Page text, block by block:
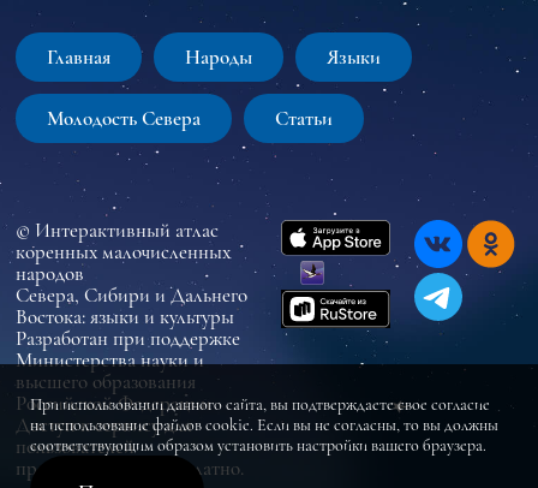
Главная Народы Языки
Молодость Севера Статьи
© Интерактивный атлас
коренных малочисленных
народов
Севера, Сибири и Дальнего
Востока: языки и культуры
Разработан при поддержке
Министерства науки и
высшего образования
Российской Федерации
Доступ к сервису для
пользователей
предоставляется бесплатно.
При использовании данного сайта, вы подтверждаете свое согласие
на использование файлов cookie. Если вы не согласны, то вы должны
соответствующим образом установить настройки вашего браузера.